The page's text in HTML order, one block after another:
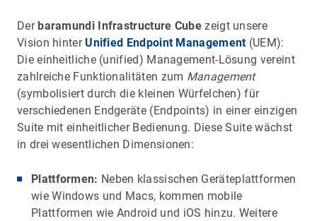
Der baramundi Infrastructure Cube zeigt unsere
Vision hinterUnified Endpoint Management(UEM):
Die einheitliche (unified) Management-Lösung vereint
zahlreiche Funktionalitäten zum Management
(symbolisiert durch die kleinen Würfelchen) für
verschiedenen Endgeräte (Endpoints) in einer einzigen
Suite mit einheitlicher Bedienung. Diese Suite wächst
in drei wesentlichen Dimensionen:
Plattformen: Neben klassischen Geräteplattformen
wie Windows und Macs, kommen mobile
Plattformen wie Android und iOS hinzu. Weitere